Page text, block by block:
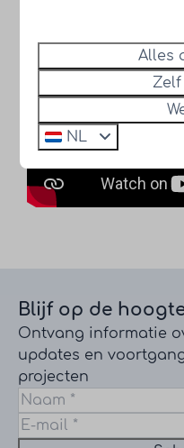
Blijf op de
Ontvang informatie
updates en
projecten
Alles
NL